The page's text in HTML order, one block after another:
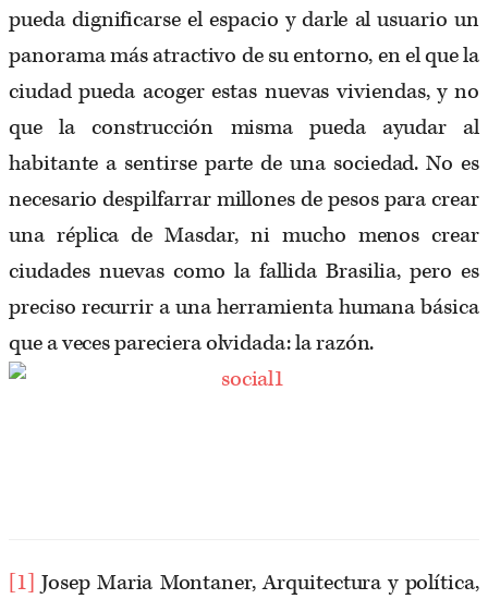
pueda dignificarse el espacio y darle al usuario un
panorama más atractivo de su entorno, en el que la
ciudad pueda acoger estas nuevas viviendas, y no
que la construcción misma pueda ayudar al
habitante a sentirse parte de una sociedad. No es
necesario despilfarrar millones de pesos para crear
una réplica de Masdar, ni mucho menos crear
ciudades nuevas como la fallida Brasilia, pero es
preciso recurrir a una herramienta humana básica
que a veces pareciera olvidada: la razón.
[1] Josep Maria Montaner, Arquitectura y política,